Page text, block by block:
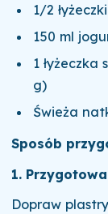
1/2
150 ml
1 łyżeczka
g)
Świeża
Sposób
1.
Dopraw